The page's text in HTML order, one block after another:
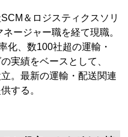
＆ロジスティクスソリ
ージャー職を経て現職。
化、数100社超の運輸・
実績をベースとして、
。最新の運輸・配送関連
する。